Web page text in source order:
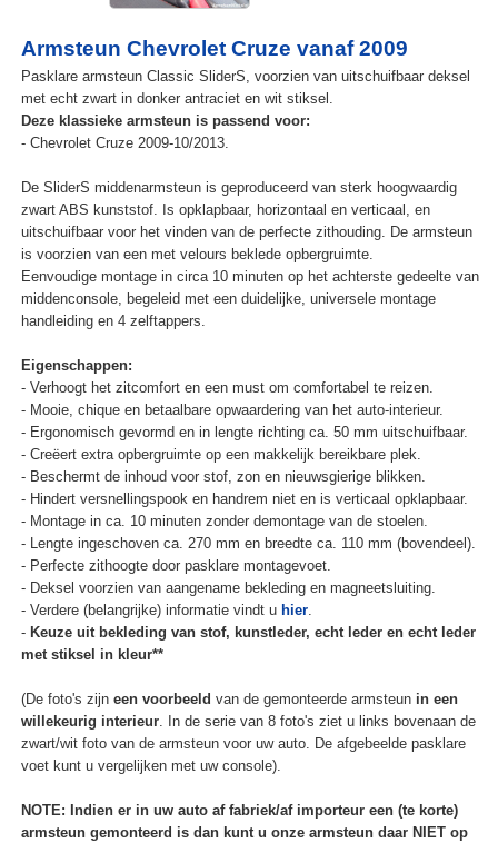
Armsteun Chevrolet Cruze vanaf 2009
Pasklare armsteun Classic SliderS, voorzien van uitschuifbaar deksel
met echt zwart in donker antraciet en wit stiksel.
Deze klassieke armsteun is passend voor:
- Chevrolet Cruze 2009-10/2013.
De SliderS middenarmsteun is geproduceerd van sterk hoogwaardig
zwart ABS kunststof. Is opklapbaar, horizontaal en verticaal, en
uitschuifbaar voor het vinden van de perfecte zithouding. De armsteun
is voorzien van een met velours beklede opbergruimte.
Eenvoudige montage in circa 10 minuten op het achterste gedeelte van
middenconsole, begeleid met een duidelijke, universele montage
handleiding en 4 zelftappers.
Eigenschappen:
- Verhoogt het zitcomfort en een must om comfortabel te reizen.
- Mooie, chique en betaalbare opwaardering van het auto-interieur.
- Ergonomisch gevormd en in lengte richting ca. 50 mm uitschuifbaar.
- Creëert extra opbergruimte op een makkelijk bereikbare plek.
- Beschermt de inhoud voor stof, zon en nieuwsgierige blikken.
- Hindert versnellingspook en handrem niet en is verticaal opklapbaar.
- Montage in ca. 10 minuten zonder demontage van de stoelen.
- Lengte ingeschoven ca. 270 mm en breedte ca. 110 mm (bovendeel).
- Perfecte zithoogte door pasklare montagevoet.
- Deksel voorzien van aangename bekleding en magneetsluiting.
- Verdere (belangrijke) informatie vindt u hier.
- Keuze uit bekleding van stof, kunstleder, echt leder en echt leder
met stiksel in kleur**
(De foto's zijn een voorbeeld van de gemonteerde armsteun in een
willekeurig interieur. In de serie van 8 foto's ziet u links bovenaan de
zwart/wit foto van de armsteun voor uw auto. De afgebeelde pasklare
voet kunt u vergelijken met uw console).
NOTE: Indien er in uw auto af fabriek/af importeur een (te korte)
armsteun gemonteerd is dan kunt u onze armsteun daar NIET op